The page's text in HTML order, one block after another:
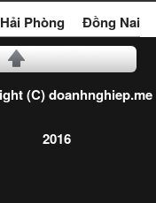
Hải Phòng Đồng Nai
(C) doanhnghiep.me
2016